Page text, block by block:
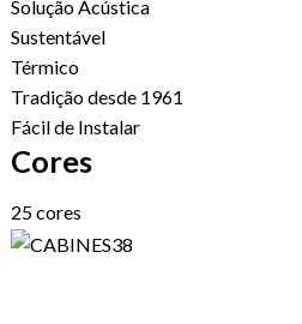
Solução Acústica
Sustentável
Térmico
Tradição desde 1961
Fácil de Instalar
Cores
25 cores